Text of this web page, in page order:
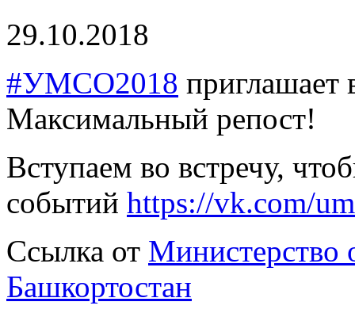
29.10.2018
#УМСО2018 приглашает
Максимальный репост!
Вступаем во встречу,
событий https://vk.com/
Ссылка от Министерство
Башкортостан